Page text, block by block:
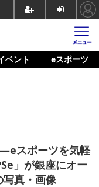
ベント eスポーツ
スポーツを気軽
」が銀座にオー
写真・画像